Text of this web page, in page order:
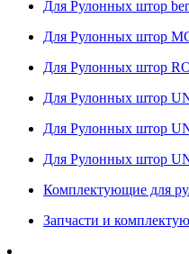
Для Рулонных штор
Для Рулонных штор
Для Рулонных штор
Для Рулонных штор
Для Рулонных штор
Для Рулонных штор
Комплектующие для
Запчасти и